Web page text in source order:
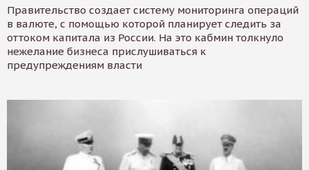
Правительство создает систему мониторинга операций
в валюте, с помощью которой планирует следить за
оттоком капитала из России. На это кабмин толкнуло
нежелание бизнеса прислушиваться к
предупреждениям власти